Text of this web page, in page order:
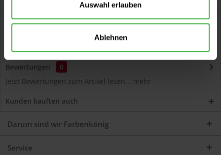
Auswahl erlauben
Ablehnen
Beschreibung
Oleofloor Das Hochleistungsöl  EN 71-3 Kinderspielzeug
Bewertungen
0
Jetzt Bewertungen zum Artikel lesen... mehr
Kunden kauften auch
Darum sind wir Farbenkönig
Service